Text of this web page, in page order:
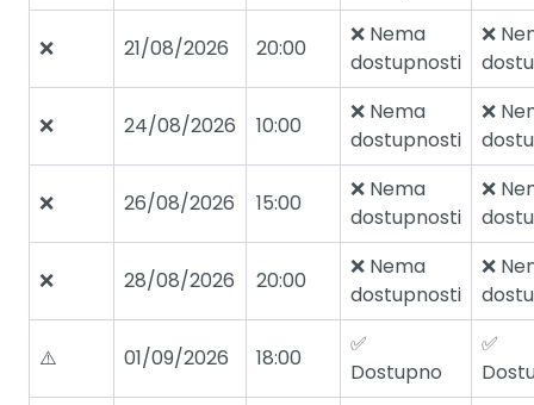
❌ 21/08/2026 20:00
❌ Nema
dostupnosti
❌
❌ 24/08/2026 10:00
❌ Nema
dostupnosti
❌
❌ 26/08/2026 15:00
❌ Nema
dostupnosti
❌
❌ 28/08/2026 20:00
❌ Nema
dostupnosti
❌
⚠️ 01/09/2026 18:00
✅
Dostupno
✅